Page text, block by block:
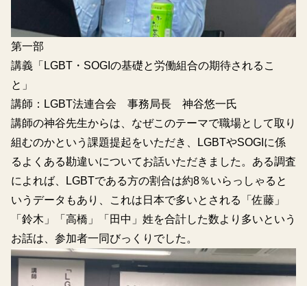
第一部
講義「LGBT・SOGIの基礎と労働組合の期待されるこ
と」
講師：LGBT法連合会 事務局長 神谷悠一氏
講師の神谷先生からは、なぜこのテーマで職場として取り
組むのかという課題提起をいただき、LGBTやSOGIに係
るよくある勘違いについてお話いただきました。ある調査
によれば、LGBTである方の割合は約8％いらっしゃると
いうデータもあり、これは日本で多いとされる「佐藤」
「鈴木」「高橋」「田中」姓を合計した数より多いという
お話は、参加者一同びっくりでした。